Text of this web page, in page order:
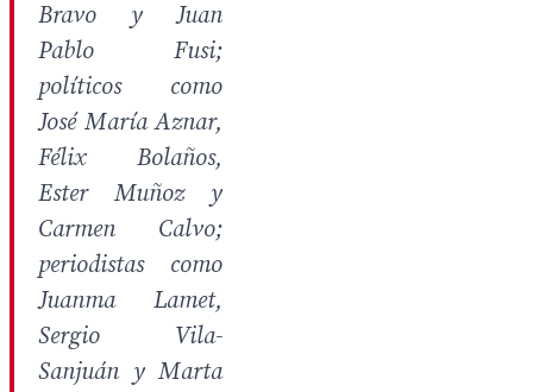
Bravo y Juan
Pablo Fusi;
políticos como
José María Aznar,
Félix Bolaños,
Ester Muñoz y
Carmen Calvo;
periodistas como
Juanma Lamet,
Sergio Vila-
Sanjuán y Marta